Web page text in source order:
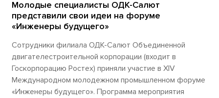
Молодые специалисты ОДК-Салют
представили свои идеи на форуме
«Инженеры будущего»
Сотрудники филиала ОДК-Салют Объединенной
двигателестроительной корпорации (входит в
Госкорпорацию Ростех) приняли участие в XIV
Международном молодежном промышленном форуме
«Инженеры будущего». Программа мероприятия